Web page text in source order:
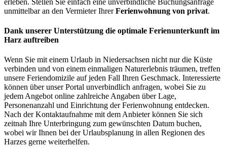
unmittelbar an den Vermieter IhrerFerienwohnung von privat.
Dank unserer Unterstützung die optimale Ferienunterkunft im
Harz auftreiben
Wenn Sie mit einem Urlaub in Niedersachsen nicht nur die Küste
verbinden und von einem einmaligen Naturerlebnis träumen, treffen
unsere Feriendomizile auf jeden Fall Ihren Geschmack. Interessierte
können über unser Portal unverbindlich anfragen, wobei Sie zu
jedem Angebot online zahlreiche Angaben über Lage,
Personenanzahl und Einrichtung der Ferienwohnung entdecken.
Nach der Kontaktaufnahme mit dem Anbieter können Sie sich
zeitnah Ihre Unterbringung zum gewünschten Datum buchen,
wobei wir Ihnen bei der Urlaubsplanung in allen Regionen des
Harzes gerne weiterhelfen.